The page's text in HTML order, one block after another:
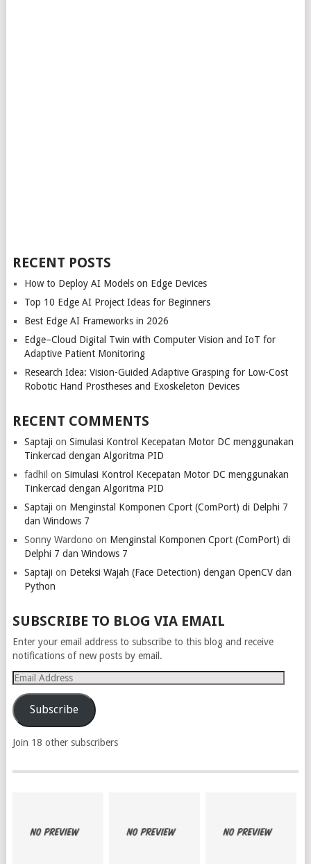
RECENT POSTS
How to Deploy AI Models on Edge Devices
Top 10 Edge AI Project Ideas for Beginners
Best Edge AI Frameworks in 2026
Edge–Cloud Digital Twin with Computer Vision and IoT for
Adaptive Patient Monitoring
Research Idea: Vision-Guided Adaptive Grasping for Low-Cost
Robotic Hand Prostheses and Exoskeleton Devices
RECENT COMMENTS
Saptaji on Simulasi Kontrol Kecepatan Motor DC menggunakan
Tinkercad dengan Algoritma PID
fadhil on Simulasi Kontrol Kecepatan Motor DC menggunakan
Tinkercad dengan Algoritma PID
Saptaji on Menginstal Komponen Cport (ComPort) di Delphi 7
dan Windows 7
Sonny Wardono on Menginstal Komponen Cport (ComPort) di
Delphi 7 dan Windows 7
Saptaji on Deteksi Wajah (Face Detection) dengan OpenCV dan
Python
SUBSCRIBE TO BLOG VIA EMAIL
Enter your email address to subscribe to this blog and receive
notifications of new posts by email.
Email
Address
Subscribe
Join 18 other subscribers